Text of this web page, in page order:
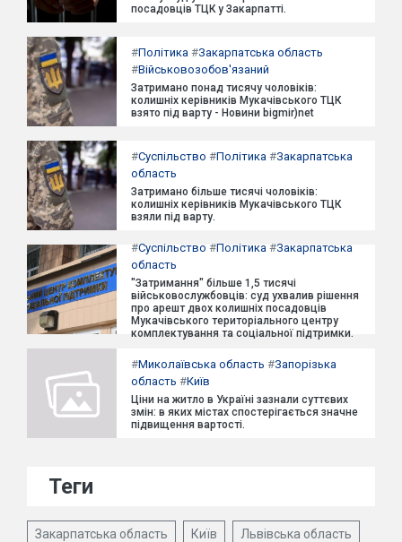
посадовців ТЦК у Закарпатті.
#Політика #Закарпатська область
#Військовозобов'язаний
Затримано понад тисячу чоловіків:
колишніх керівників Мукачівського ТЦК
взято під варту - Новини bigmir)net
#Суспільство #Політика #Закарпатська
область
Затримано більше тисячі чоловіків:
колишніх керівників Мукачівського ТЦК
взяли під варту.
#Суспільство #Політика #Закарпатська
область
"Затримання" більше 1,5 тисячі
військовослужбовців: суд ухвалив рішення
про арешт двох колишніх посадовців
Мукачівського територіального центру
комплектування та соціальної підтримки.
#Миколаївська область #Запорізька
область #Київ
Ціни на житло в Україні зазнали суттєвих
змін: в яких містах спостерігається значне
підвищення вартості.
Теги
Закарпатська область Київ Львівська область